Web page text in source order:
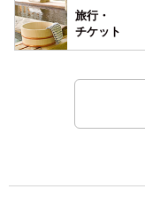
旅行・
チケット